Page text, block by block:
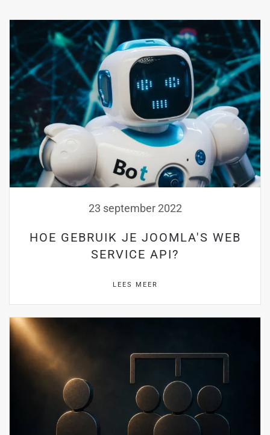
23 september 2022
HOE GEBRUIK JE JOOMLA'S WEB
SERVICE API?
LEES MEER